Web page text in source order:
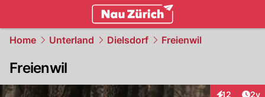
Home Unterland Dielsdorf Freienwil
Freienwil
12 2y